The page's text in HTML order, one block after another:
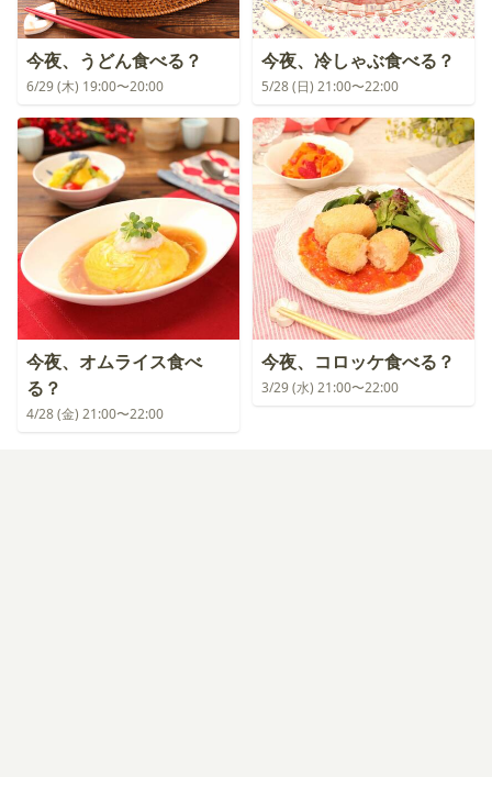
今夜、うどん食べる？
6/29 (木) 19:00〜20:00
今夜、冷しゃぶ食べる？
5/28 (日) 21:00〜22:00
今夜、オムライス食べ
る？
4/28 (金) 21:00〜22:00
今夜、コロッケ食べる？
3/29 (水) 21:00〜22:00